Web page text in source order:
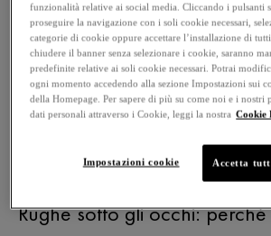
La zona del contorno occhi è una delle più
viso, ed è qui che i primi segni
manifestarsi. Lerughe sotto gli occhi,
"zampe di gallina", possono comparire già
causa di fattori come la perdita di elasticità
l'esposizione ai raggi UV, la disidratazione e
facciali ripetitive. Scopriamo insieme come
minimizzarne la visibilità.
Rughe sotto gli occhi:
funzionalità relative ai social media. Cliccando i pulsanti
proseguire la navigazione con i soli cookie necessari,
categorie di cookie oppure accettare l’installazione di
chiudere il banner senza selezionare i cookie, saranno
predefinite relative ai soli cookie necessari. Potrai
ogni momento accedendo alla sezione Impostazioni sui
della Homepage. Per sapere di più su come noi e i nostri
dati personali attraverso i Cookie, leggi la nostra Cookie
Impostazioni cookie Accetta